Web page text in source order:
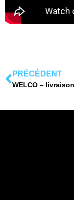
PRÉCÉDENT